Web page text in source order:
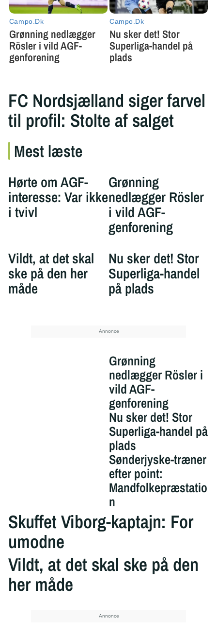
FC Nordsjælland siger farvel
til profil: Stolte af salget
Mest læste
Hørte om AGF-
interesse: Var ikke
i tvivl
Grønning
nedlægger Rösler
i vild AGF-
genforening
Vildt, at det skal
ske på den her
måde
Nu sker det! Stor
Superliga-handel
på plads
Grønning
nedlægger Rösler i
vild AGF-
genforening
Nu sker det! Stor
Superliga-handel på
plads
Sønderjyske-træner
efter point:
Mandfolkepræstatio
n
Skuffet Viborg-kaptajn: For
umodne
Vildt, at det skal ske på den
her måde